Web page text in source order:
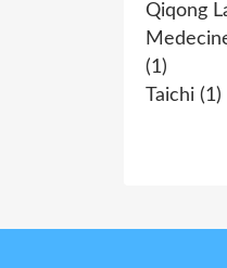
Qiqong
(1)
Taichi (1)